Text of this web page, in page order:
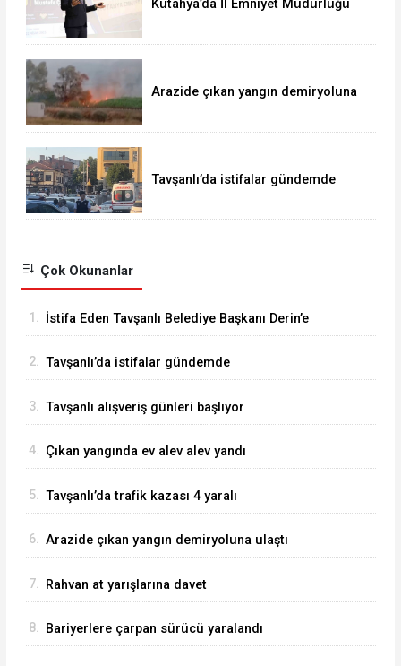
Kütahya’da İl Emniyet Müdürlüğü
Arazide çıkan yangın demiryoluna
Tavşanlı’da istifalar gündemde
Çok Okunanlar
1. İstifa Eden Tavşanlı Belediye Başkanı Derin’e
2. Tavşanlı’da istifalar gündemde
3. Tavşanlı alışveriş günleri başlıyor
4. Çıkan yangında ev alev alev yandı
5. Tavşanlı’da trafik kazası 4 yaralı
6. Arazide çıkan yangın demiryoluna ulaştı
7. Rahvan at yarışlarına davet
8. Bariyerlere çarpan sürücü yaralandı